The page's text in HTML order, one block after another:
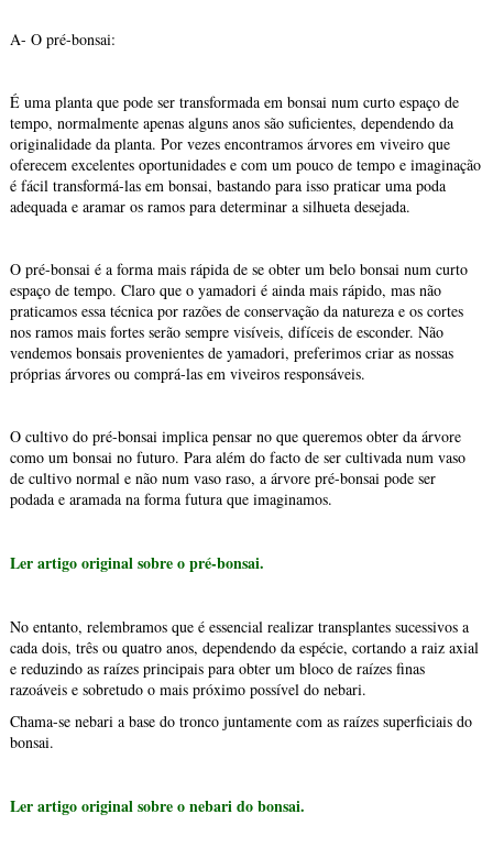
A- O pré-bonsai:
É uma planta que pode ser transformada em bonsai num curto espaço de
tempo, normalmente apenas alguns anos são suficientes, dependendo da
originalidade da planta. Por vezes encontramos árvores em viveiro que
oferecem excelentes oportunidades e com um pouco de tempo e imaginação
é fácil transformá-las em bonsai, bastando para isso praticar uma poda
adequada e aramar os ramos para determinar a silhueta desejada.
O pré-bonsai é a forma mais rápida de se obter um belo bonsai num curto
espaço de tempo. Claro que o yamadori é ainda mais rápido, mas não
praticamos essa técnica por razões de conservação da natureza e os cortes
nos ramos mais fortes serão sempre visíveis, difíceis de esconder. Não
vendemos bonsais provenientes de yamadori, preferimos criar as nossas
próprias árvores ou comprá-las em viveiros responsáveis.
O cultivo do pré-bonsai implica pensar no que queremos obter da árvore
como um bonsai no futuro. Para além do facto de ser cultivada num vaso
de cultivo normal e não num vaso raso, a árvore pré-bonsai pode ser
podada e aramada na forma futura que imaginamos.
Ler artigo original sobre o pré-bonsai.
No entanto, relembramos que é essencial realizar transplantes sucessivos a
cada dois, três ou quatro anos, dependendo da espécie, cortando a raiz axial
e reduzindo as raízes principais para obter um bloco de raízes finas
razoáveis e sobretudo o mais próximo possível do nebari.
Chama-se nebari a base do tronco juntamente com as raízes superficiais do
bonsai.
Ler artigo original sobre o nebari do bonsai.